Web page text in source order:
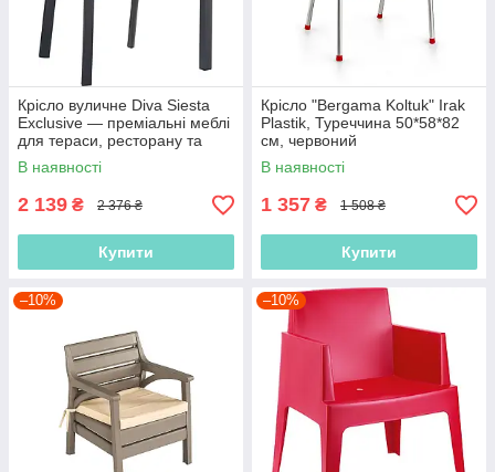
Крісло вуличне Diva Siesta
Exclusive — преміальні меблі
для тераси, ресторану та
кафе
В наявності
2 139 ₴ 2 376 ₴
Купити
Крісло "Bergama Koltuk" Irak
Plastik, Туреччина 50*58*82
см, червоний
В наявності
1 357 ₴ 1 508 ₴
Купити
–10% –10%